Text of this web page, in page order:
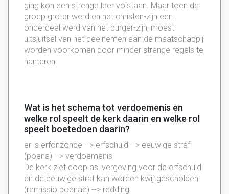
ging kon een strenge leer volstaan. Maar toen de
groep groter werd en het christen-zijn een
onderdeel werd van het burger-zijn, moest
uitsluitsel van het deelnemen aan de maatschappij
worden voorkomen door minder strenge regels te
hanteren.
Wat is het schema tot verdoemenis en
welke rol speelt de kerk daarin en welke rol
speelt boetedoen daarin?
er is erfonzonde --> erfschuld --> eeuwige straf
(poena) --> verdoemenis
De kerk ziet doop asl vergeving voor de erfschuld
en de eeuwige straf kan worden kwijtgescholden
(remissio poenae) --> redding